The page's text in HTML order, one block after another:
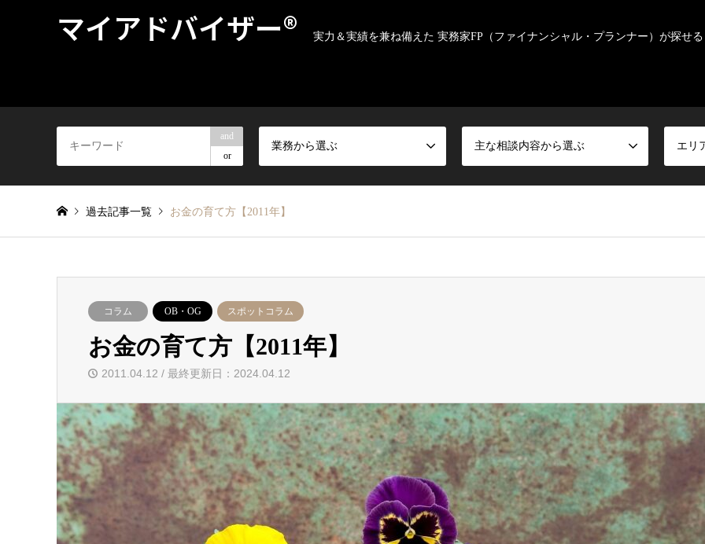
マイアドバイザー® 実力＆実績を兼ね備えた 実務家FP（ファイナンシャル・プランナー）が探せ
and
or
業務から選ぶ 主な相談内容から選ぶ エリ
過去記事一覧 お金の育て方【2011年】
コラム OB・OG スポットコラム
お金の育て方【2011年】
2011.04.12 / 最終更新日：2024.04.12